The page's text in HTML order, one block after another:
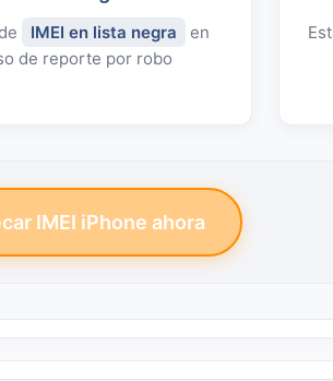
IMEI en lista negra
en
de reporte por robo
IMEI iPhone ahora